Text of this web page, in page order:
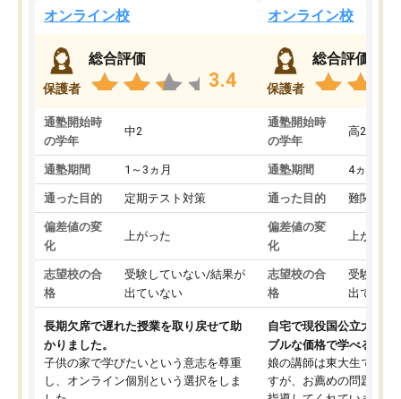
オンライン校
保護者
総合評価
3.4
通塾開始時
の学年
中2
通塾期間 1～3ヵ月
通った目的 定期テスト対策
偏差値の変
化
上がった
志望校の合
格
受験していない/結果が
出ていない
長期欠席で遅れた授業を取り戻せて助
かりました。
子供の家で学びたいという意志を尊重
し、オンライン個別という選択をしま
オンライン校
保護者
総合評価
通塾開始時
の学年
高2
通塾期間 4ヵ月～1
通った目的 難関私立
偏差値の変
化
上がった
志望校の合
格
受験して
出ていな
自宅で現役国公立大学生
ブルな価格で学べる
娘の講師は東大生では無
すが、お薦めの問題集や